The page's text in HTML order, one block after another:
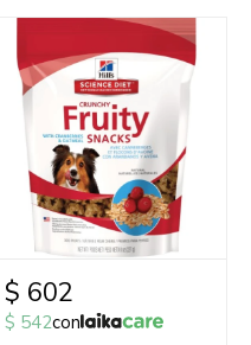
$ 602
$ 542con